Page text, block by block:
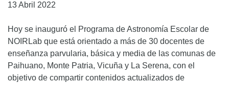
13 Abril 2022
Hoy se inauguró el Programa de Astronomía Escolar de
NOIRLab que está orientado a más de 30 docentes de
enseñanza parvularia, básica y media de las comunas de
Paihuano, Monte Patria, Vicuña y La Serena, con el
objetivo de compartir contenidos actualizados de